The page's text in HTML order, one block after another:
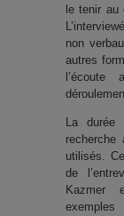
le tenir au
non
autres
La durée
recherche
utilisés.
de
Kazmer